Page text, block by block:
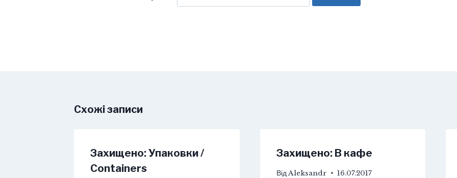
Схожі записи
Захищено: Упаковки /
Containers
Захищено: В кафе
ВідAleksandr 16.07.2017